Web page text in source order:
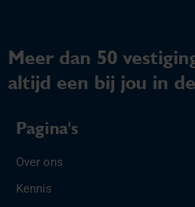
Meer dan 50
altijd een bij jou in
Pagina's
Over ons
Kennis